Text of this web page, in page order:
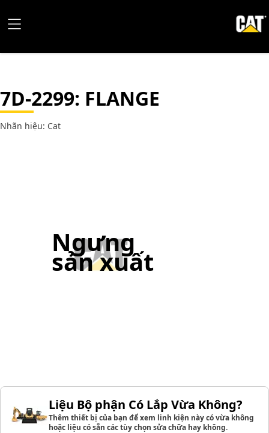
7D-2299: FLANGE
Nhãn hiệu: Cat
Ngưng
sản xuất
Liệu Bộ phận Có Lắp Vừa Không?
Thêm thiết bị của bạn để xem linh kiện này có vừa không
hoặc liệu có sẵn các tùy chọn sửa chữa hay không.